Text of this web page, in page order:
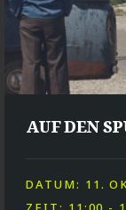
AUF DEN
DATUM: 11.